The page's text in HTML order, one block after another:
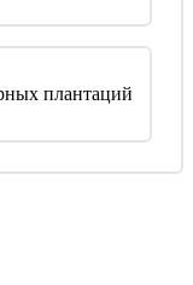
плантаций